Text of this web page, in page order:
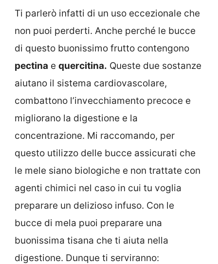
Ti parlerò infatti di un uso eccezionale che
non puoi perderti. Anche perché le bucce
di questo buonissimo frutto contengono
pectina e quercitina. Queste due sostanze
aiutano il sistema cardiovascolare,
combattono l’invecchiamento precoce e
migliorano la digestione e la
concentrazione. Mi raccomando, per
questo utilizzo delle bucce assicurati che
le mele siano biologiche e non trattate con
agenti chimici nel caso in cui tu voglia
preparare un delizioso infuso. Con le
bucce di mela puoi preparare una
buonissima tisana che ti aiuta nella
digestione. Dunque ti serviranno: